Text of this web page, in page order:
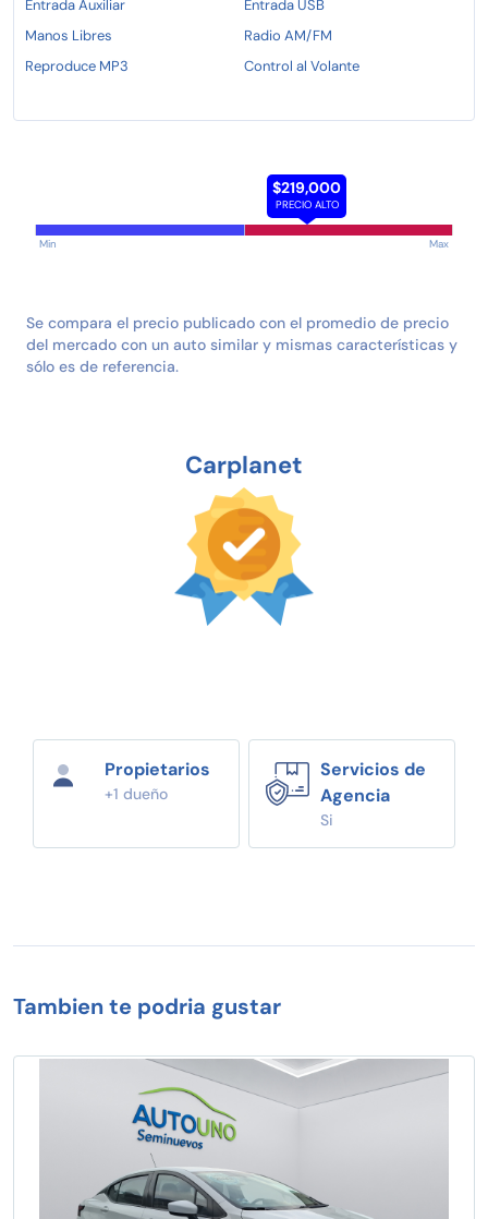
Entrada Auxiliar
Entrada USB
Manos Libres
Radio AM/FM
Reproduce MP3
Control al Volante
$219,000
PRECIO ALTO
Min Max
Se compara el precio publicado con el promedio de precio
del mercado con un auto similar y mismas características y
sólo es de referencia.
Carplanet
Propietarios
+1 dueño
Servicios de
Agencia
Si
Tambien te podria gustar